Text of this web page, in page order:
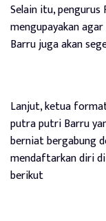
Selain itu, pengurus
mengupayakan
Barru juga akan
Lanjut, ketua
putra putri Barru
berniat bergabung
mendaftarkan diri di
berikut